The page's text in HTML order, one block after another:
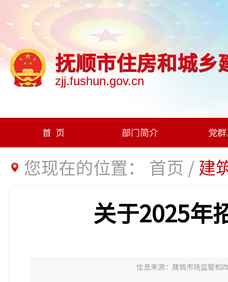
抚顺市住房和城乡
zjj.fushun.gov.cn
首页 部门简介 党
您现在的位置： 首页 /建
关于2025年
信息来源：建筑市场监管和